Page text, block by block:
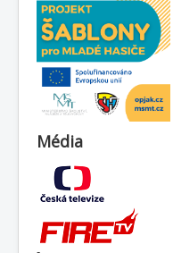
Média